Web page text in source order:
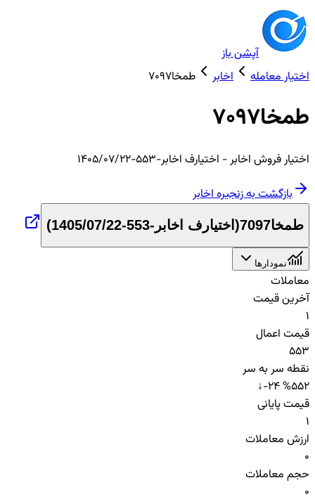
آپشن باز
اختیار معامله
اخابر طمخا7097
طمخا7097
اختیارفروش اخابر- اختیارف اخابر-553-1405/07/22
بازگشت به زنجیرهاخابر
طمخا7097 ( اختیارف اخابر-553-1405/07/22 )
نمودارها
معاملات
آخرین قیمت
1
قیمت اعمال
553
نقطه سر به سر
552
↓-24 %
قیمت پایانی
1
ارزش معاملات
0
حجم معاملات
0